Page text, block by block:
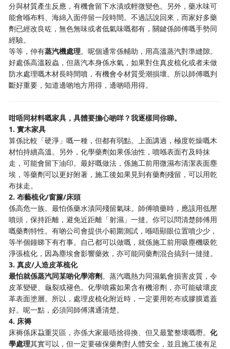
分與材質產生反應，有機會留下水漬或輕微變色。另外，藥水味可
能會喺布料、海綿入面停留一段時間。不過話說回來，而家好多藥
劑已經改良咗，無色無味或者低氣味嘅都有，關鍵係師傅嘅手勢同
經驗。
等等，仲有蒸汽機處理。呢個通常係輔助，用高溫蒸汽對準縫隙。
好處係高溫殺蟲，但蒸汽本身係水氣，如果對住真皮梳化或者未做
防水處理嘅木材長時間噴，有機會令材質受潮損壞。所以師傅嘅判
斷好重要，知道邊啲地方用得，邊啲唔用得。
咁唔同材料嘅家具，具體要擔心啲咩？我逐樣同你睇。
1. 實木家具
算係比較「硬淨」嘅一種，但都有弱點。上面講過，極度乾燥嘅木
材怕持續高溫。另外，化學藥劑如果係油性，噴喺表面冇及時抹
走，可能會留下油印。最好嘅做法，係施工前用微濕布清潔表面塵
埃，等藥劑可以更好附著，施工後如果見到有藥劑殘留，可以用乾
布抹走。
2. 布藝梳化/窗簾/床頭
係高危一族。最怕係藥水漬同殘留氣味。師傅噴藥時，應該用低壓
噴頭，保持距離，避免近距離「射濕」一撻。你可以問清楚師傅用
嘅藥劑特性。有啲公司會提供小範圍測試，喺唔顯眼位置噴少少，
等半個鐘睇下有冇事。自己都可以做嘅，就係施工前用吸塵機吸乾
淨張梳化，因為塵埃會影響藥效，亦可能同藥劑混合搞到一撻撻。
3. 真皮/人造皮革梳化
最怕就係蒸汽同某啲化學溶劑。蒸汽嘅熱力同濕氣會損害皮質，令
皮革變硬、龜裂或褪色。化學噴霧如果含有機溶劑，亦可能破壞皮
革表面塗層。所以，處理皮梳化附近時，一定要用乾布或膠膜遮蓋
好。呢一點，必須同師傅溝通清楚。
4. 床褥
床褥係床蝨重災區，亦係大家最唔捨得換、但又最驚整壞嘅嘢。化
學處理其實可以，但一定要確保藥劑對人體安全，並且施工後有足